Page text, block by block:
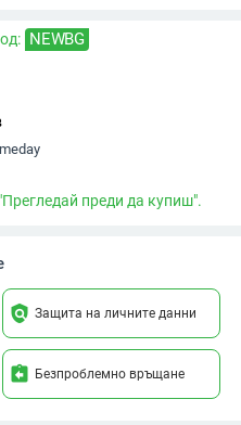
NEWBG
преди да купиш".
policy Защита на личните данни
assignment_return Безпроблемно връщане